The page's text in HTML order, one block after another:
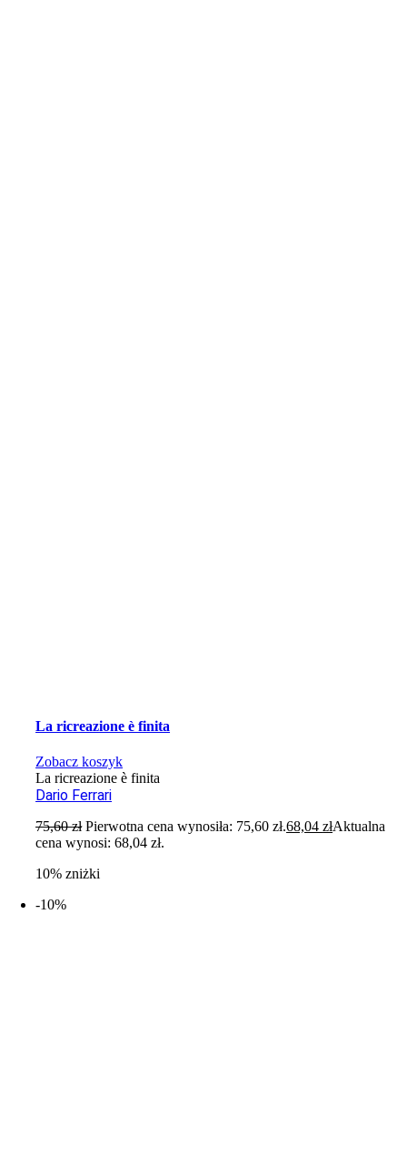
La ricreazione è finita
Zobacz koszyk
La ricreazione è finita
Dario Ferrari
75,60zł Pierwotna cena wynosiła: 75,60 zł.68,04złAktualna
cena wynosi: 68,04 zł.
10% zniżki
-10%